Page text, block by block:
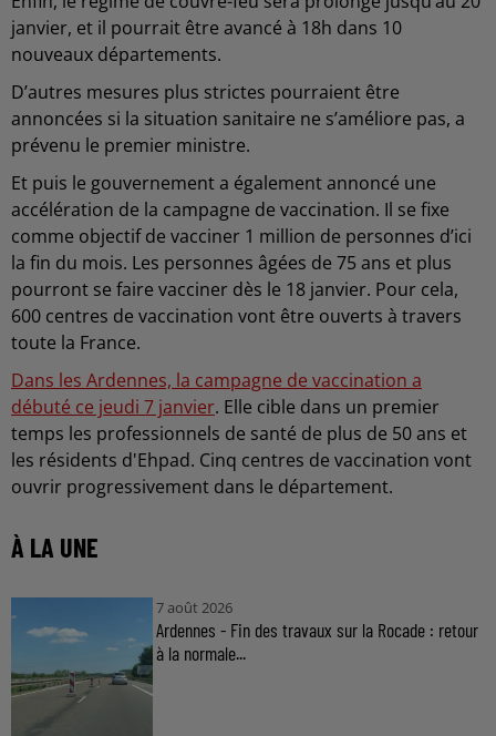
janvier, et il pourrait être avancé à 18h dans 10
nouveaux départements.
D’autres mesures plus strictes pourraient être
annoncées si la situation sanitaire ne s’améliore pas, a
prévenu le premier ministre.
Et puis le gouvernement a également annoncé une
accélération de la campagne de vaccination. Il se fixe
comme objectif de vacciner 1 million de personnes d’ici
la fin du mois. Les personnes âgées de 75 ans et plus
pourront se faire vacciner dès le 18 janvier. Pour cela,
600 centres de vaccination vont être ouverts à travers
toute la France.
Dans les Ardennes, la campagne de vaccination a
débuté ce jeudi 7 janvier. Elle cible dans un premier
temps les professionnels de santé de plus de 50 ans et
les résidents d'Ehpad. Cinq centres de vaccination vont
ouvrir progressivement dans le département.
À LA UNE
7 août 2026
Ardennes - Fin des travaux sur la Rocade : retour
à la normale...